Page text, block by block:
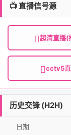
📺 直播信号源
超清直播(
cctv5
历史交锋 (H2H)
日期